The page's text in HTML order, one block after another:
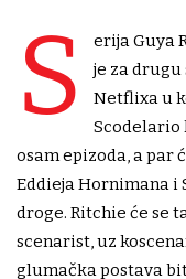
S
erija Guya
je za
Netflixa u
Scodelario
osam epizoda, a
Eddieja Hornimana i
droge. Ritchie će se
scenarist, uz
glumačka postava